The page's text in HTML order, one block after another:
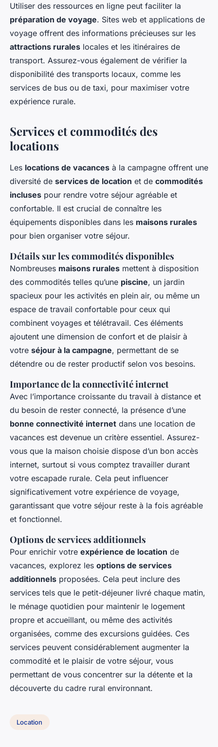
Utiliser des ressources en ligne peut faciliter la
préparation de voyage. Sites web et applications de
voyage offrent des informations précieuses sur les
attractions rurales locales et les itinéraires de
transport. Assurez-vous également de vérifier la
disponibilité des transports locaux, comme les
services de bus ou de taxi, pour maximiser votre
expérience rurale.
Services et commodités des
locations
Les locations de vacances à la campagne offrent une
diversité de services de location et de commodités
incluses pour rendre votre séjour agréable et
confortable. Il est crucial de connaître les
équipements disponibles dans les maisons rurales
pour bien organiser votre séjour.
Détails sur les commodités disponibles
Nombreuses maisons rurales mettent à disposition
des commodités telles qu’une piscine, un jardin
spacieux pour les activités en plein air, ou même un
espace de travail confortable pour ceux qui
combinent voyages et télétravail. Ces éléments
ajoutent une dimension de confort et de plaisir à
votre séjour à la campagne, permettant de se
détendre ou de rester productif selon vos besoins.
Importance de la connectivité internet
Avec l’importance croissante du travail à distance et
du besoin de rester connecté, la présence d’une
bonne connectivité internet dans une location de
vacances est devenue un critère essentiel. Assurez-
vous que la maison choisie dispose d’un bon accès
internet, surtout si vous comptez travailler durant
votre escapade rurale. Cela peut influencer
significativement votre expérience de voyage,
garantissant que votre séjour reste à la fois agréable
et fonctionnel.
Options de services additionnels
Pour enrichir votre expérience de location de
vacances, explorez les options de services
additionnels proposées. Cela peut inclure des
services tels que le petit-déjeuner livré chaque matin,
le ménage quotidien pour maintenir le logement
propre et accueillant, ou même des activités
organisées, comme des excursions guidées. Ces
services peuvent considérablement augmenter la
commodité et le plaisir de votre séjour, vous
permettant de vous concentrer sur la détente et la
découverte du cadre rural environnant.
Location